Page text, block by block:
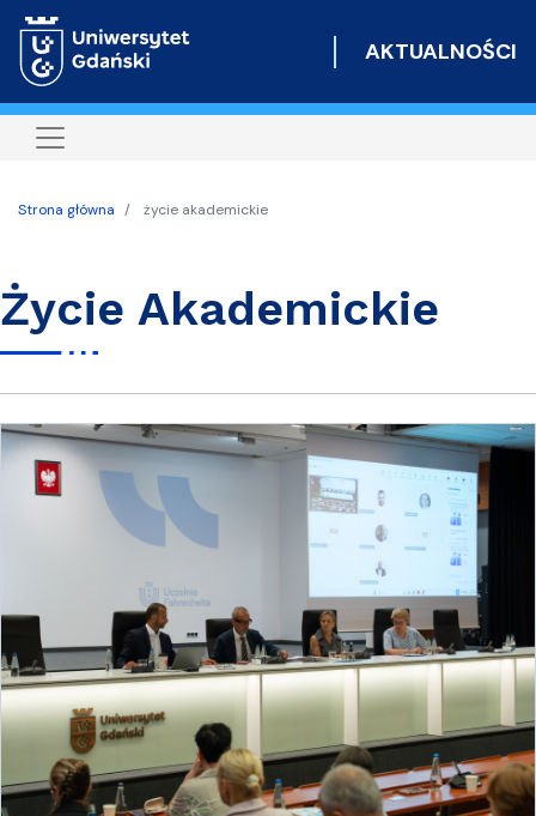
AKTUALNOŚCI
Strona główna życie akademickie
Życie Akademickie